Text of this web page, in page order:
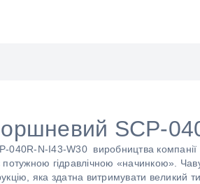
SCP-
N-I43-W30 виробництва компанії
гідравлічною «начинкою».
яка здатна витримувати великий